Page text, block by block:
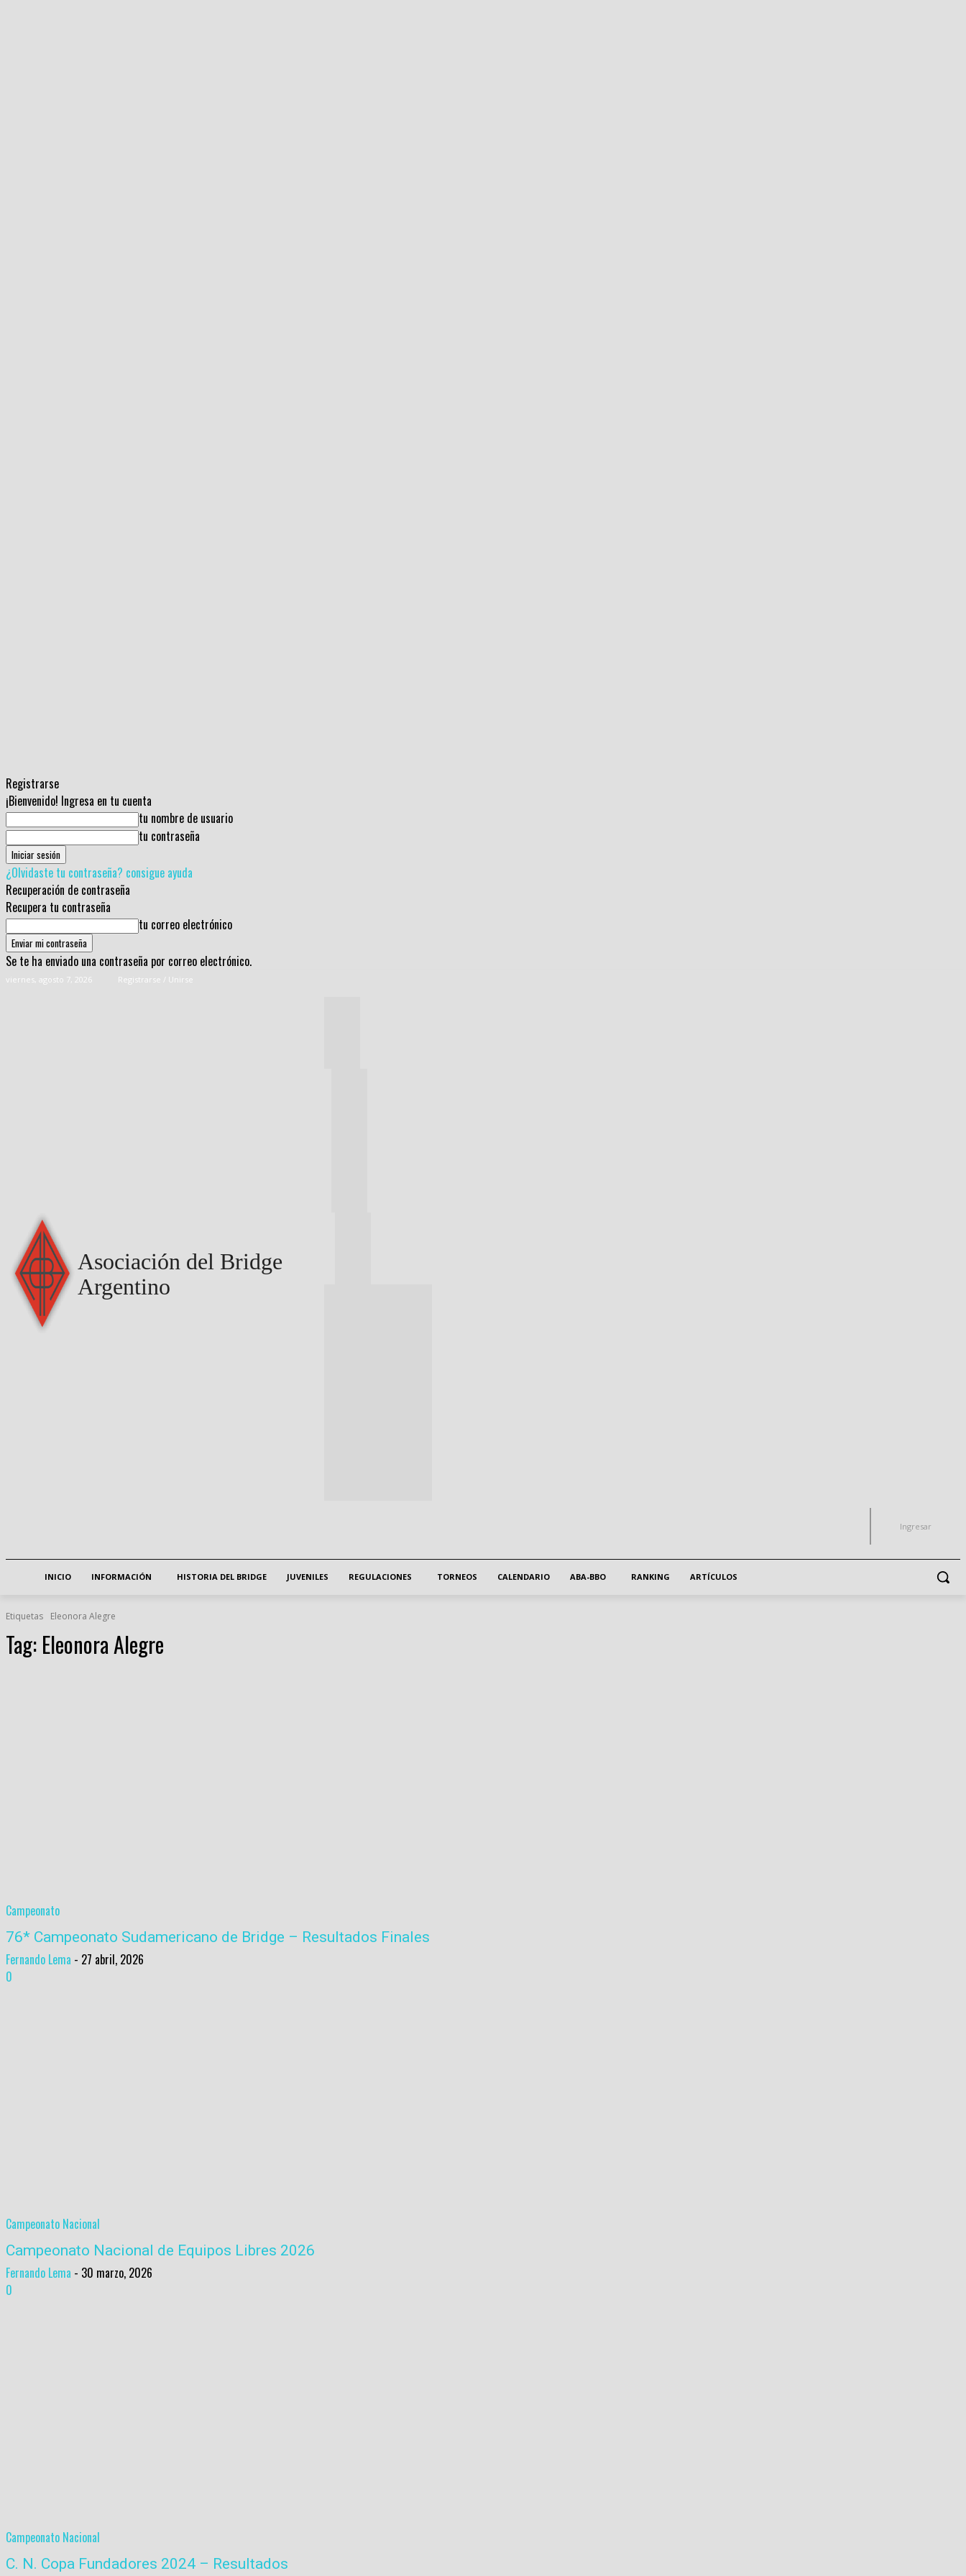
Registrarse
¡Bienvenido! Ingresa en tu cuenta
tu nombre de usuario
tu contraseña
¿Olvidaste tu contraseña? consigue ayuda
Recuperación de contraseña
Recupera tu contraseña
tu correo electrónico
Se te ha enviado una contraseña por correo electrónico.
viernes, agosto 7, 2026 Registrarse / Unirse
Asociación del Bridge
Argentino
Ingresar
INICIO INFORMACIÓN HISTORIA DEL BRIDGE JUVENILES REGULACIONES TORNEOS CALENDARIO ABA-BBO RANKING ARTÍCULOS
Etiquetas Eleonora Alegre
Tag: Eleonora Alegre
Campeonato
76* Campeonato Sudamericano de Bridge – Resultados Finales
Fernando Lema - 27 abril, 2026
0
Campeonato Nacional
Campeonato Nacional de Equipos Libres 2026
Fernando Lema - 30 marzo, 2026
0
Campeonato Nacional
C. N. Copa Fundadores 2024 – Resultados